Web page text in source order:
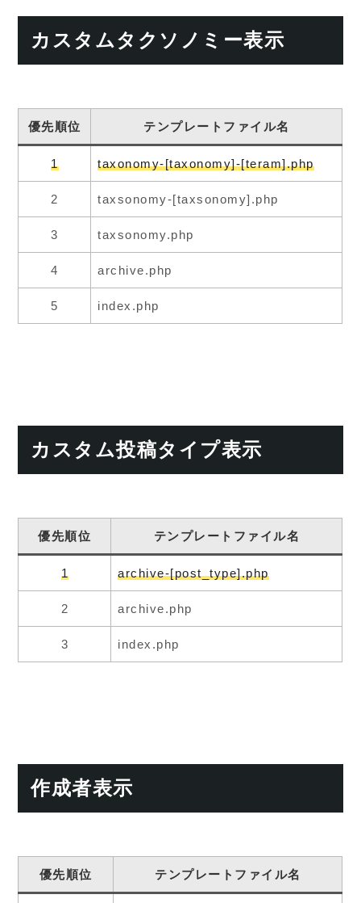
カスタムタクソノミー表示
優先順位 テンプレートファイル名
1 taxonomy-[taxonomy]-[teram].php
2 taxsonomy-[taxsonomy].php
3 taxsonomy.php
4 archive.php
5 index.php
カスタム投稿タイプ表示
優先順位 テンプレートファイル名
1 archive-[post_type].php
2 archive.php
3 index.php
作成者表示
優先順位 テンプレートファイル名